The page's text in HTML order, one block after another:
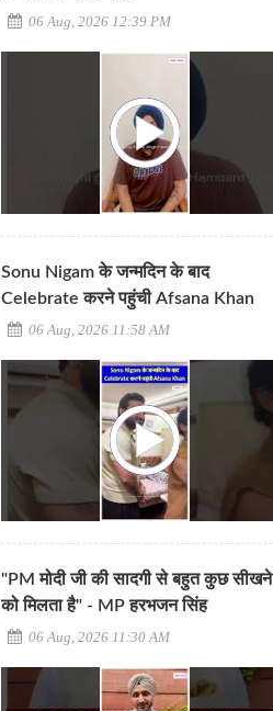
06 Aug, 2026 12:39 PM
Sonu Nigam के जन्मदिन के बाद
Celebrate करने पहुंची Afsana Khan
06 Aug, 2026 11:58 AM
"PM मोदी जी की सादगी से बहुत कुछ सीखने
को मिलता है" - MP हरभजन सिंह
06 Aug, 2026 11:30 AM